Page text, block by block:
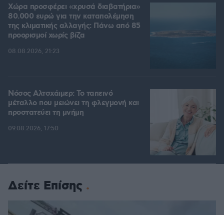
Χώρα προσφέρει «χρυσά διαβατήρια»
80.000 ευρώ για την καταπολέμηση
της κλιματικής αλλαγής: Πάνω από 85
προορισμοί χωρίς βίζα
08.08.2026, 21:23
Νόσος Αλτσχάιμερ: Το ταπεινό
μέταλλο που μειώνει τη φλεγμονή και
προστατεύει τη μνήμη
09.08.2026, 17:50
Δείτε Επίσης